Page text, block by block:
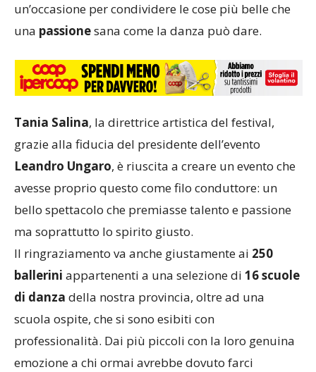
un’occasione per condividere le cose più belle che
una passionesana come la danza può dare.
Tania Salina, la direttrice artistica del festival,
grazie alla fiducia del presidente dell’evento
Leandro Ungaro, è riuscita a creare un evento che
avesse proprio questo come filo conduttore: un
bello spettacolo che premiasse talento e passione
ma soprattutto lo spirito giusto.
Il ringraziamento va anche giustamente ai 250
ballerini appartenenti a una selezione di 16 scuole
di danza della nostra provincia, oltre ad una
scuola ospite, che si sono esibiti con
professionalità. Dai più piccoli con la loro genuina
emozione a chi ormai avrebbe dovuto farci